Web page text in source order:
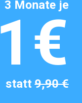
3 Monate je
1€
statt9,90 €